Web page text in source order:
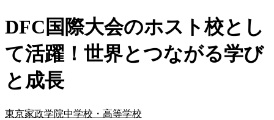
DFC国際大会のホスト校とし
て活躍！世界とつながる学び
と成長
東京家政学院中学校・高等学校